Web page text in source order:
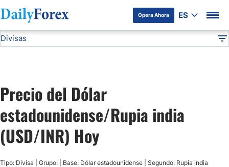
Opera Ahora ES
Divulgación del Anunciante
Divisas
USD/JPY
GBP/USD
Precio del Dólar
estadounidense/Rupia india
(USD/INR) Hoy
Tipo: Divisa | Grupo: | Base: Dólar estadounidense | Segundo: Rupia india